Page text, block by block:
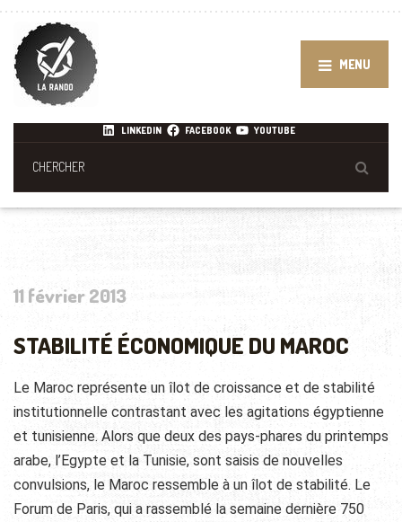
MENU
LINKEDIN FACEBOOK YOUTUBE
11 février 2013
STABILITÉ ÉCONOMIQUE DU MAROC
Le Maroc représente un îlot de croissance et de stabilité
institutionnelle contrastant avec les agitations égyptienne
et tunisienne. Alors que deux des pays-phares du printemps
arabe, l’Egypte et la Tunisie, sont saisis de nouvelles
convulsions, le Maroc ressemble à un îlot de stabilité. Le
Forum de Paris, qui a rassemblé la semaine dernière 750